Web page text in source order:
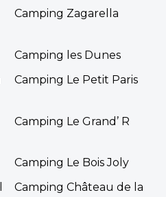
Camping Zagarella
Camping les Dunes
Camping Le Petit Paris
Camping Le Grand’ R
Camping Le Bois Joly
Camping Château de la